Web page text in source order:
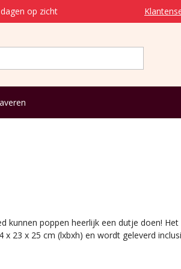
op zicht
kunnen poppen heerlijk een dutje doen! Het
23 x 25 cm (lxbxh) en wordt geleverd